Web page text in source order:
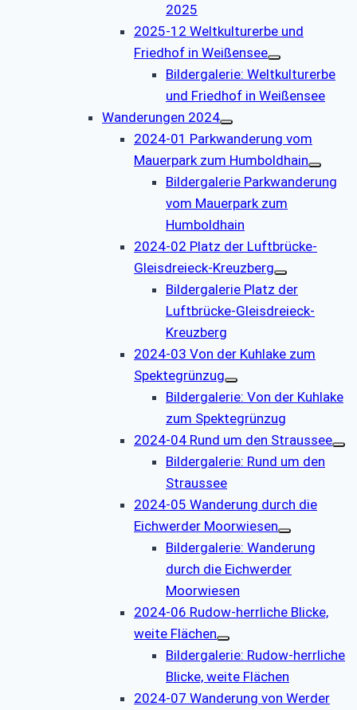
2025
2025-12 Weltkulturerbe und
Friedhof in Weißensee
Bildergalerie: Weltkulturerbe
und Friedhof in Weißensee
Wanderungen 2024
2024-01 Parkwanderung vom
Mauerpark zum Humboldhain
Bildergalerie Parkwanderung
vom Mauerpark zum
Humboldhain
2024-02 Platz der Luftbrücke-
Gleisdreieck-Kreuzberg
Bildergalerie Platz der
Luftbrücke-Gleisdreieck-
Kreuzberg
2024-03 Von der Kuhlake zum
Spektegrünzug
Bildergalerie: Von der Kuhlake
zum Spektegrünzug
2024-04 Rund um den Straussee
Bildergalerie: Rund um den
Straussee
2024-05 Wanderung durch die
Eichwerder Moorwiesen
Bildergalerie: Wanderung
durch die Eichwerder
Moorwiesen
2024-06 Rudow-herrliche Blicke,
weite Flächen
Bildergalerie: Rudow-herrliche
Blicke, weite Flächen
2024-07 Wanderung von Werder